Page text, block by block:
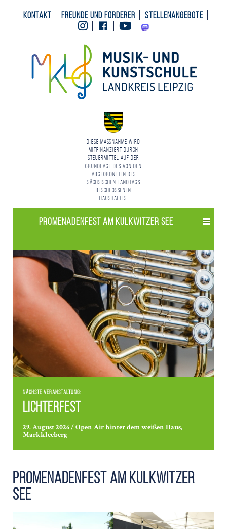
Kontakt Freunde und Förderer
Stellenangebote
InstagramFacebookYoutubeMastodon
Diese Maßnahme wird
mitfinanziert durch
Steuermittel auf der
Grundlage des von den
Abgeordneten des
Sächsischen Landtags
beschlossenen
Haushaltes.
Promenadenfest am Kulkwitzer See
Nächste Veranstaltung:
Lichterfest
29. August 2026 / Open Air hinter dem weißen Haus,
Markkleeberg
Promenadenfest am Kulkwitzer
See